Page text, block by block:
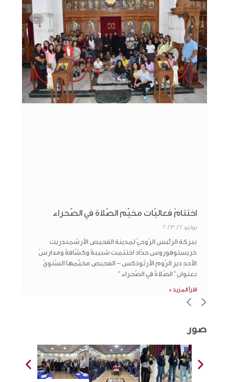
اختتامُ فعاليّات مخيّم الصّلاة في الصّحراء
يوليو 22, 2023
ببركةِ الرئيسِ الرّوحيّ لمدينةِ الفحيص الأرشمندريت
خريستوفوروس حدّاد اختتمت شبيبةُ وكشّافةُ ومدارسُ
الأحدِ ديرِ الرّومِ الأرثوذكس – الفحيص مخيَّمها السّنويّ
بعنوانِ ” الصّلاةُ في الصّحراء ”
اقرأ المزيد »
<
>
صور